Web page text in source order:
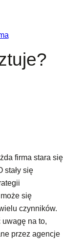
firma stara się
stały się
się
czynników.
na to,
przez agencje